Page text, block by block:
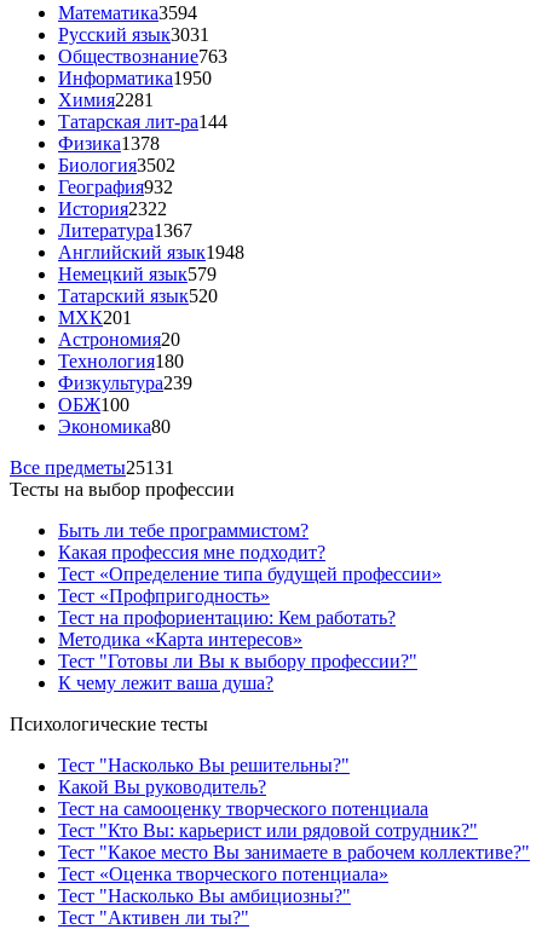
Математика3594
Русский язык3031
Обществознание763
Информатика1950
Химия2281
Татарская лит-ра144
Физика1378
Биология3502
География932
История2322
Литература1367
Английский язык1948
Немецкий язык579
Татарский язык520
МХК201
Астрономия20
Технология180
Физкультура239
ОБЖ100
Экономика80
Все предметы25131
Тесты на выбор профессии
Быть ли тебе программистом?
Какая профессия мне подходит?
Тест «Определение типа будущей профессии»
Тест «Профпригодность»
Тест на профориентацию: Кем работать?
Методика «Карта интересов»
Тест "Готовы ли Вы к выбору профессии?"
К чему лежит ваша душа?
Психологические тесты
Тест "Насколько Вы решительны?"
Какой Вы руководитель?
Тест на самооценку творческого потенциала
Тест "Кто Вы: карьерист или рядовой сотрудник?"
Тест "Какое место Вы занимаете в рабочем коллективе?"
Тест «Оценка творческого потенциала»
Тест "Насколько Вы амбициозны?"
Тест "Активен ли ты?"